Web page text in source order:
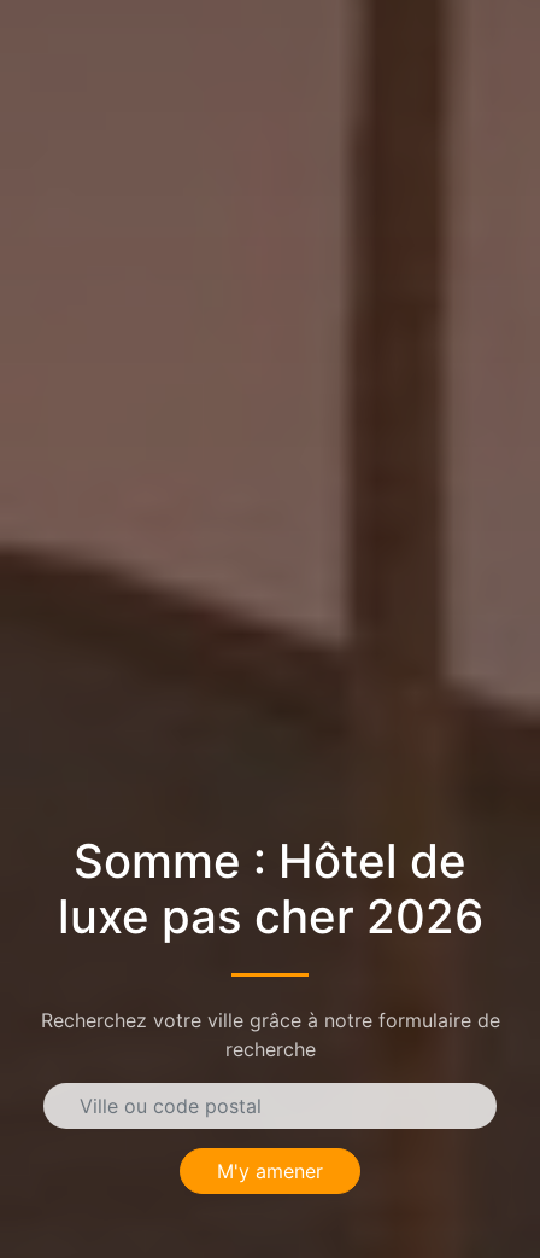
Somme : Hôtel de
luxe pas cher 2026
Recherchez votre ville grâce à notre formulaire de
recherche
M'y amener